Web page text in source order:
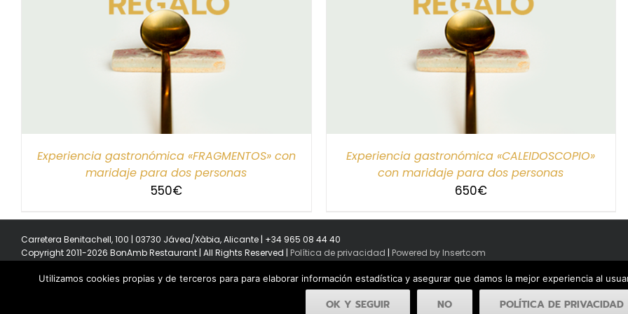
Experiencia gastronómica «FRAGMENTOS» con
maridaje para dos personas
550€
SELECCIONAR IMPORTE
Experiencia gastronómica «CALEIDOSCOPIO»
con maridaje para dos personas
650€
Carretera Benitachell, 100 | 03730 Jávea/Xàbia, Alicante | +34 965 08 44 40
Copyright 2011-2026 BonAmb Restaurant | All Rights Reserved | Política de privacidad | Powered by Insertcom
Utilizamos cookies propias y de terceros para para elaborar información estadística y asegurar que damos la mejor experiencia al
OK Y SEGUIR NO POLÍTICA DE PRIVACIDAD